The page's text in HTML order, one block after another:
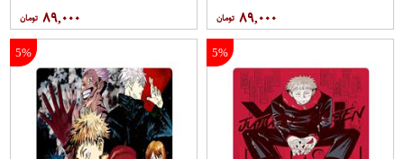
۸۹,۰۰۰ ۸۹,۰۰۰
5%
5%